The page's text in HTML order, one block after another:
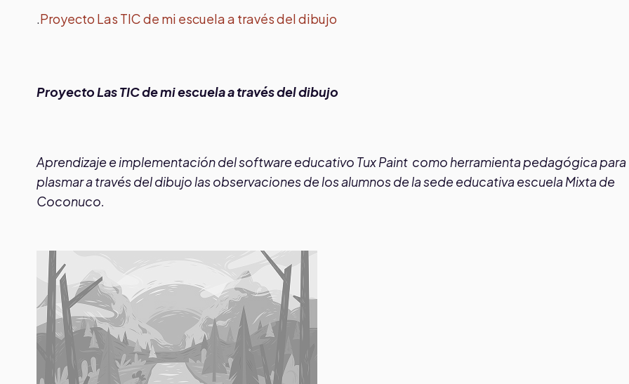
.Proyecto Las TIC de mi escuela a través del dibujo
Proyecto Las TIC de mi escuela a través del dibujo
Aprendizaje e implementación del software educativo Tux Paint como herramienta pedagógica para
plasmar a través del dibujo las observaciones de los alumnos de la sede educativa escuela Mixta de
Coconuco.